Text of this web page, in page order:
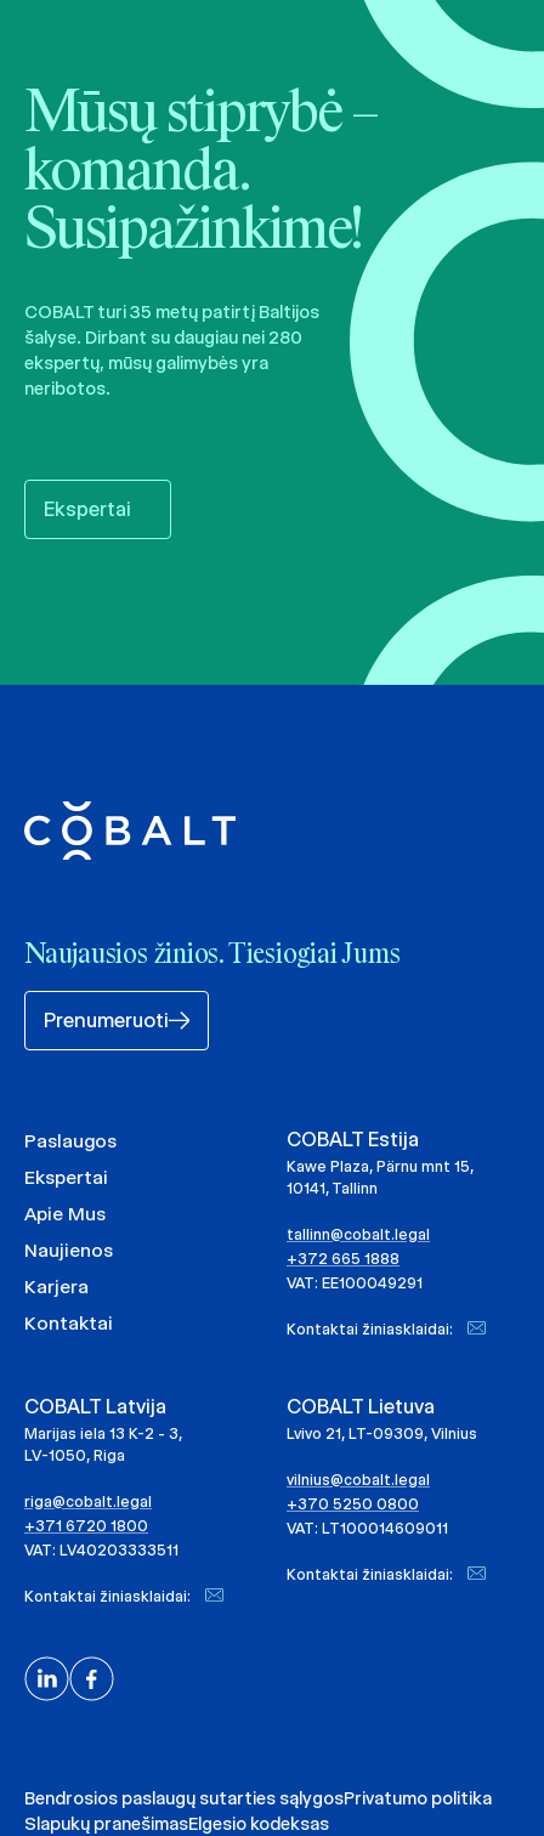
Mūsų stiprybė –
komanda.
Susipažinkime!
COBALT turi 35 metų patirtį Baltijos
šalyse. Dirbant su daugiau nei 280
ekspertų, mūsų galimybės yra
neribotos.
Ekspertai
Naujausios žinios. Tiesiogiai Jums
Prenumeruoti
Paslaugos
Ekspertai
Apie Mus
Naujienos
Karjera
Kontaktai
COBALT Estija
Kawe Plaza, Pärnu mnt 15,
10141, Tallinn
tallinn@cobalt.legal
+372 665 1888
VAT: EE100049291
Kontaktai žiniasklaidai:
COBALT Latvija
Marijas iela 13 K-2 - 3,
LV-1050, Riga
riga@cobalt.legal
+371 6720 1800
VAT: LV40203333511
Kontaktai žiniasklaidai:
COBALT Lietuva
Lvivo 21, LT-09309, Vilnius
vilnius@cobalt.legal
+370 5250 0800
VAT: LT100014609011
Kontaktai žiniasklaidai:
Bendrosios paslaugų sutarties sąlygosPrivatumo politika
Slapukų pranešimasElgesio kodeksas